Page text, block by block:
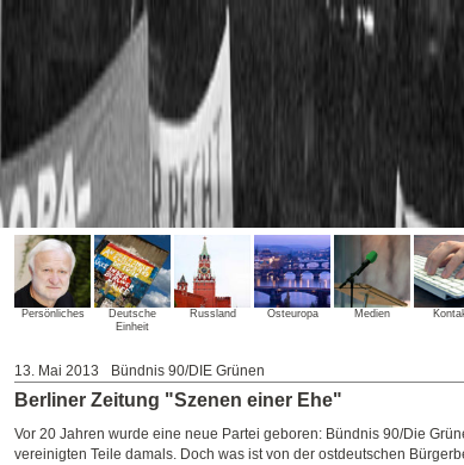
13. Mai 2013 Bündnis 90/DIE Grünen
Berliner Zeitung "Szenen einer Ehe"
Vor 20 Jahren wurde eine neue Partei geboren: Bündnis 90/Die
vereinigten Teile damals. Doch was ist von der ostdeutschen
Persönliches
Deutsche
Einheit
Russland Osteuropa Medien